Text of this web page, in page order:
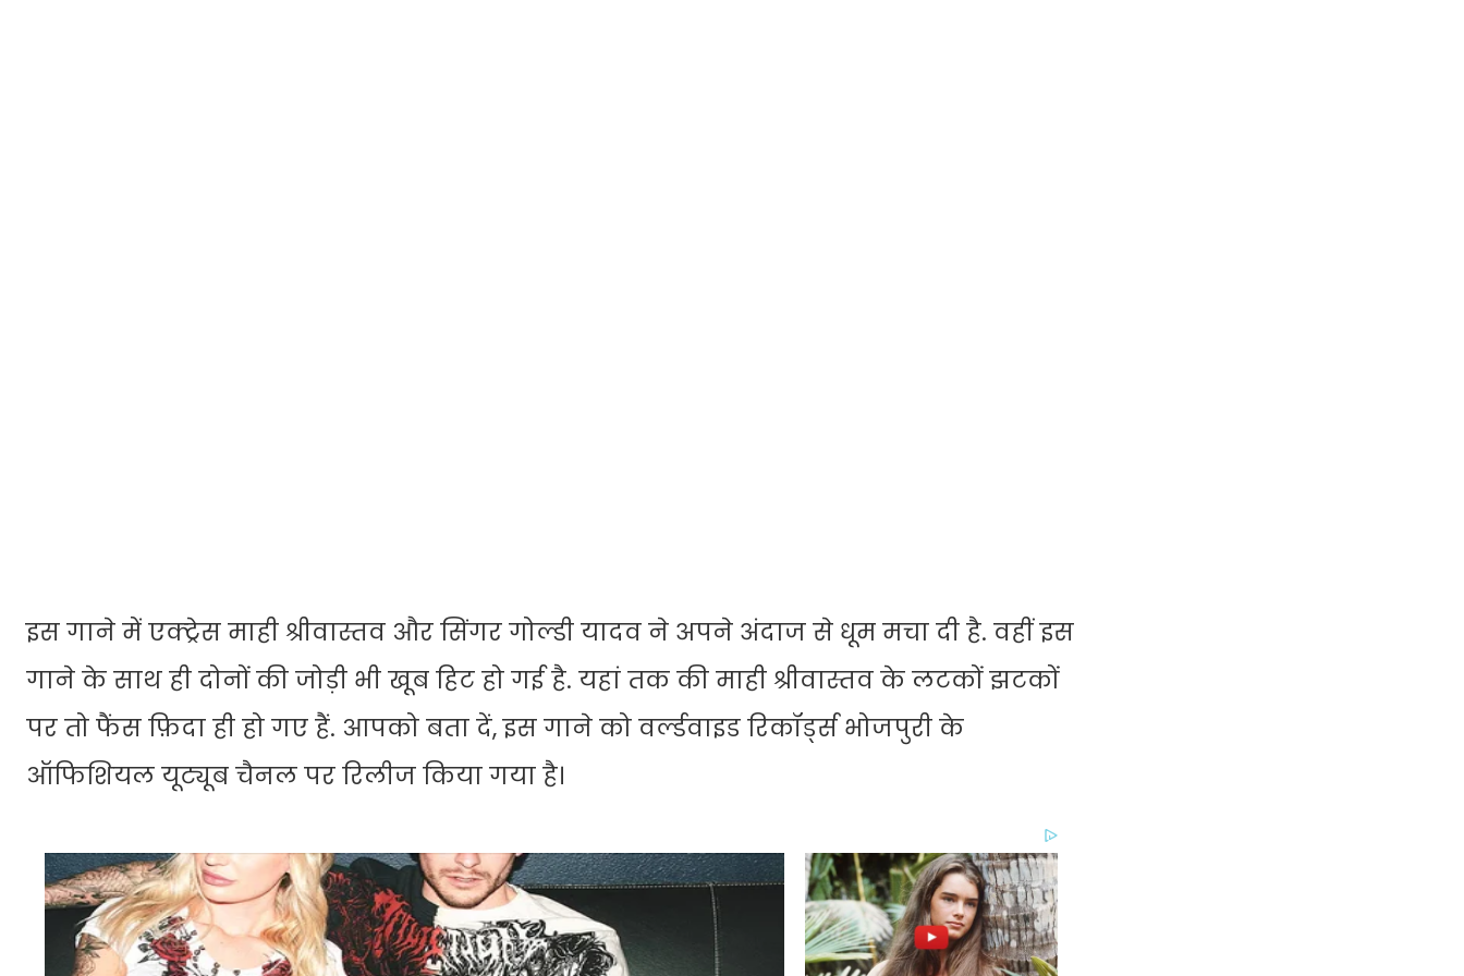
इस गाने में एक्ट्रेस माही श्रीवास्तव और सिंगर गोल्डी यादव ने अपने अंदाज से धूम मचा दी है. वहीं इस
गाने के साथ ही दोनों की जोड़ी भी खूब हिट हो गई है. यहां तक की माही श्रीवास्तव के लटकों झटकों
पर तो फैंस फ़िदा ही हो गए हैं. आपको बता दें, इस गाने को वर्ल्डवाइड रिकॉर्ड्स भोजपुरी के
ऑफिशियल यूट्यूब चैनल पर रिलीज किया गया है।